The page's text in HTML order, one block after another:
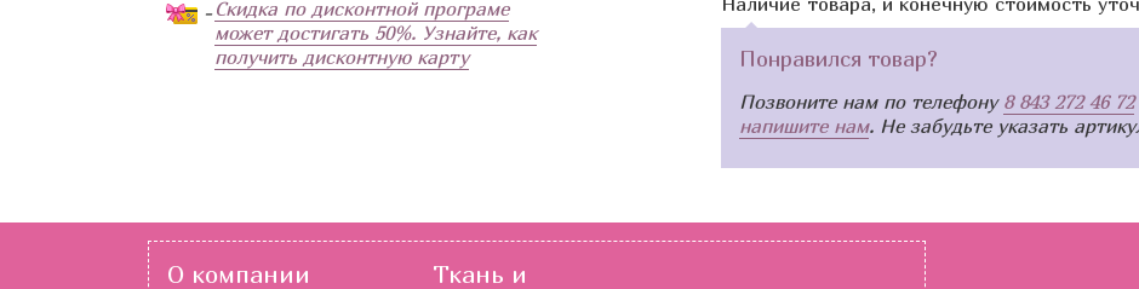
- Скидка по дисконтной програме
может достигать 50%. Узнайте, как
получить дисконтную карту
Понравился товар?
Позвоните нам по телефону 8 843 272 46 72
напишите нам. Не забудьте указать
О компании
Ткань и